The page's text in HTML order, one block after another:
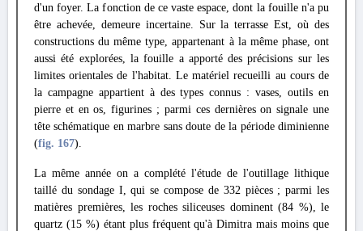
d'un foyer. La fonction de ce vaste espace, dont la fouille n'a pu
être achevée, demeure incertaine. Sur la terrasse Est, où des
constructions du même type, appartenant à la même phase, ont
aussi été explorées, la fouille a apporté des précisions sur les
limites orientales de l'habitat. Le matériel recueilli au cours de
la campagne appartient à des types connus : vases, outils en
pierre et en os, figurines ; parmi ces dernières on signale une
tête schématique en marbre sans doute de la période diminienne
(fig. 167).
La même année on a complété l'étude de l'outillage lithique
taillé du sondage I, qui se compose de 332 pièces ; parmi les
matières premières, les roches siliceuses dominent (84 %), le
quartz (15 %) étant plus fréquent qu'à Dimitra mais moins que